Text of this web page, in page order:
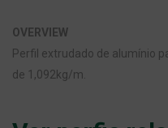
OVERVIEW
Perfil extrudado de alumínio
de 1,092kg/m.